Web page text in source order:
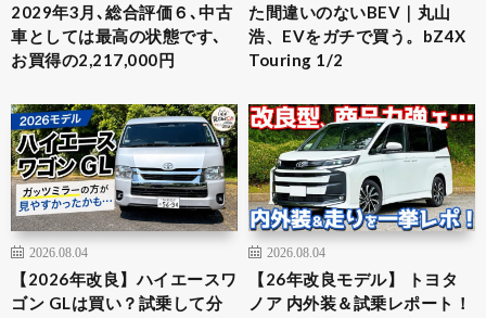
2029年3月､総合評価６､中古
車としては最高の状態です､
お買得の2,217,000円
た間違いのないBEV｜丸山
浩、EVをガチで買う。bZ4X
Touring 1/2
2026.08.04
【2026年改良】ハイエースワ
ゴン GLは買い？試乗して分
2026.08.04
【26年改良モデル】 トヨタ
ノア 内外装＆試乗レポート！